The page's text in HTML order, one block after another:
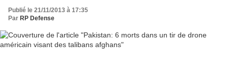
Publié le 21/11/2013 à 17:35
Par RP Defense